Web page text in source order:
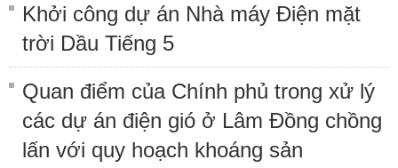
Khởi công dự án Nhà máy Điện mặt
trời Dầu Tiếng 5
Quan điểm của Chính phủ trong xử lý
các dự án điện gió ở Lâm Đồng chồng
lấn với quy hoạch khoáng sản